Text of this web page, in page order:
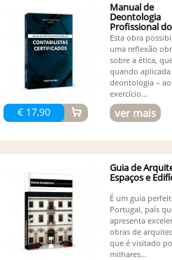
€ 17,90
Manual de
Deontologia
Profissional
Contabilistas...
Esta obra
uma reflexão
sobre a ética,
quando
deontologia – ao
exercício...
ver mais
Guia de
Espaços e
É um guia
Portugal, país
apresenta
obras de
que é visitado
milhares...